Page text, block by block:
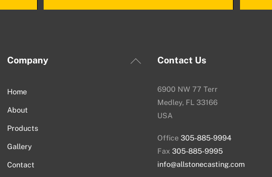
Back
Company
Home
About
Products
Gallery
Contact
Contact Us
6900 NW 77 Terr
Medley, FL 33166
USA
Office 305-885-9994
Fax 305-885-9995
info@allstonecasting.com